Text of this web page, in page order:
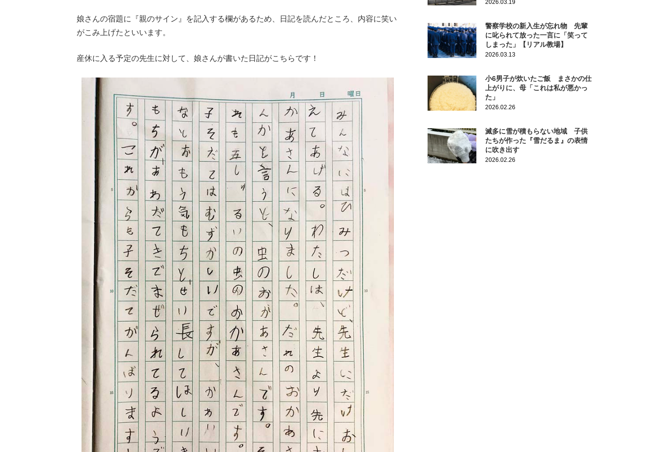
娘さんの宿題に『親のサイン』を記入する欄があるため、日記を読んだところ、内容に笑い
がこみ上げたといいます。
産休に入る予定の先生に対して、娘さんが書いた日記がこちらです！
2026.03.19
警察学校の新入生が忘れ物 先輩
に叱られて放った一言に「笑って
しまった」【リアル教場】
2026.03.13
小6男子が炊いたご飯 まさかの仕
上がりに、母「これは私が悪かっ
た」
2026.02.26
滅多に雪が積もらない地域 子供
たちが作った『雪だるま』の表情
に吹き出す
2026.02.26